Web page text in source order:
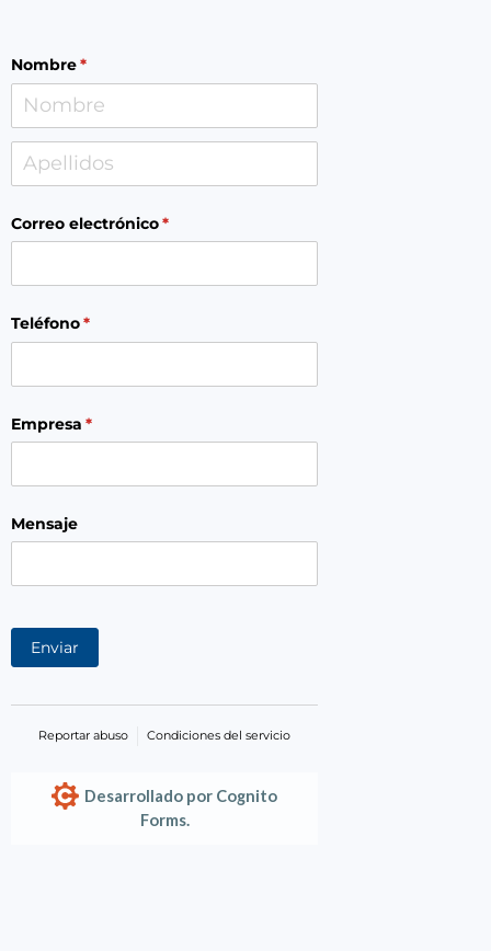
Nombre*
(necesario)
Correo electrónico*
(necesario)
Teléfono*
(necesario)
Empresa *
(necesario)
Mensaje
Enviar
Reportar abuso Condiciones del servicio
Desarrollado por Cognito
Forms.